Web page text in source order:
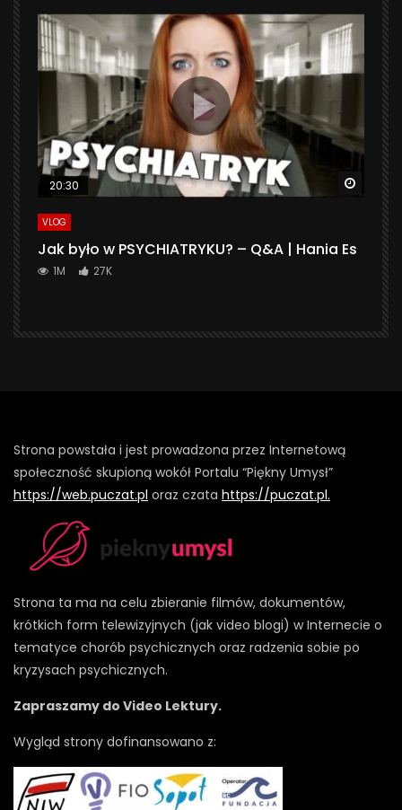
20:30
VLOG
Jak było w PSYCHIATRYKU? – Q&A | Hania Es
1M 27K
Strona powstała i jest prowadzona przez Internetową
społeczność skupioną wokół Portalu “Piękny Umysł”
https://web.puczat.pl oraz czata https://puczat.pl.
Strona ta ma na celu zbieranie filmów, dokumentów,
krótkich form telewizyjnych (jak video blogi) w Internecie o
tematyce chorób psychicznych oraz radzenia sobie po
kryzysach psychicznych.
Zapraszamy do Video Lektury.
Wygląd strony dofinansowano z: